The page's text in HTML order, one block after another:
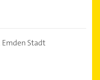
Stadt